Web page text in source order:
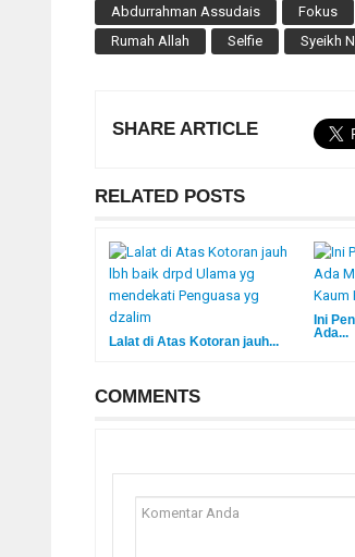
Abdurrahman Assudais
Fokus
Rumah Allah
Selfie Syeikh
SHARE ARTICLE
RELATED POSTS
Lalat di Atas Kotoran jauh...
Ini
Ada...
COMMENTS